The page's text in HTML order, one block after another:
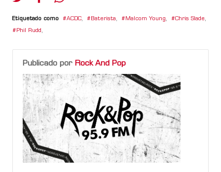
Etiquetado como ACDC, Baterista, Malcom Young, Chris Slade,
Phil Rudd ,
Publicado por Rock And Pop